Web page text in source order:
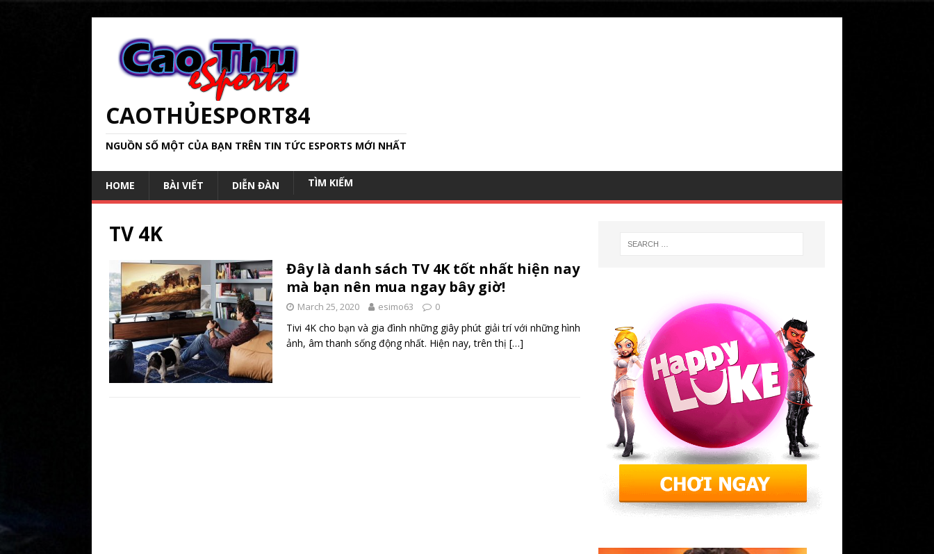
CAOTHỦESPORT84
NGUỒN SỐ MỘT CỦA BẠN TRÊN TIN TỨC ESPORTS MỚI NHẤT
HOME BÀI VIẾT DIỄN ĐÀN TÌM KIẾM
Search Button
TV 4K
Đây là danh sách TV 4K tốt nhất hiện nay
mà bạn nên mua ngay bây giờ!
March 25, 2020 esimo63 0
Tivi 4K cho bạn và gia đình những giây phút giải trí với những hình
ảnh, âm thanh sống động nhất. Hiện nay, trên thị […]